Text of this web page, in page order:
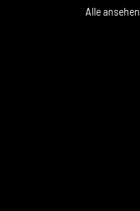
Alle ansehen